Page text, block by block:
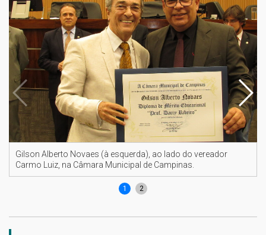
Gilson Alberto Novaes (à esquerda), ao lado do vereador
Carmo Luiz, na Câmara Municipal de Campinas.
1 2